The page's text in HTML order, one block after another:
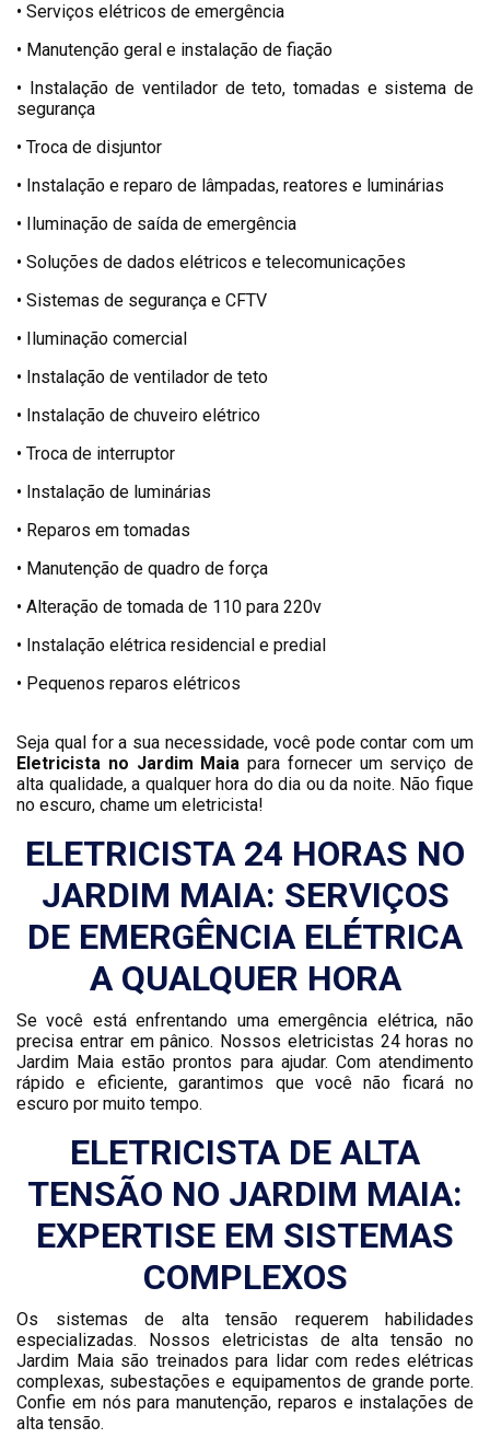
• Serviços elétricos de emergência
• Manutenção geral e instalação de fiação
• Instalação de ventilador de teto, tomadas e sistema de
segurança
• Troca de disjuntor
• Instalação e reparo de lâmpadas, reatores e luminárias
• Iluminação de saída de emergência
• Soluções de dados elétricos e telecomunicações
• Sistemas de segurança e CFTV
• Iluminação comercial
• Instalação de ventilador de teto
• Instalação de chuveiro elétrico
• Troca de interruptor
• Instalação de luminárias
• Reparos em tomadas
• Manutenção de quadro de força
• Alteração de tomada de 110 para 220v
• Instalação elétrica residencial e predial
• Pequenos reparos elétricos
Seja qual for a sua necessidade, você pode contar com um
Eletricista no Jardim Maia para fornecer um serviço de
alta qualidade, a qualquer hora do dia ou da noite. Não fique
no escuro, chame um eletricista!
ELETRICISTA 24 HORAS NO
JARDIM MAIA: SERVIÇOS
DE EMERGÊNCIA ELÉTRICA
A QUALQUER HORA
Se você está enfrentando uma emergência elétrica, não
precisa entrar em pânico. Nossos eletricistas 24 horas no
Jardim Maia estão prontos para ajudar. Com atendimento
rápido e eficiente, garantimos que você não ficará no
escuro por muito tempo.
ELETRICISTA DE ALTA
TENSÃO NO JARDIM MAIA:
EXPERTISE EM SISTEMAS
COMPLEXOS
Os sistemas de alta tensão requerem habilidades
especializadas. Nossos eletricistas de alta tensão no
Jardim Maia são treinados para lidar com redes elétricas
complexas, subestações e equipamentos de grande porte.
Confie em nós para manutenção, reparos e instalações de
alta tensão.